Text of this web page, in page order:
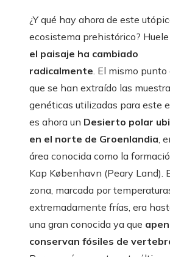
¿Y qué hay ahora de este
ecosistema prehistórico?
el paisaje ha cambiado
radicalmente. El mismo punto
que se han extraído las
genéticas utilizadas para este
es ahora un Desierto polar
en el norte de Groenlandia,
área conocida como la
Kap København (Peary Land).
zona, marcada por
extremadamente frías, era
una gran conocida ya que
conservan fósiles de